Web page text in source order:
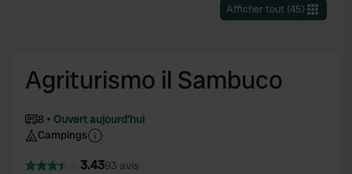
Afficher tout(45)
Agriturismo il Sambuco
8
Ouvert aujourd'hui
Campings
3.4393 avis